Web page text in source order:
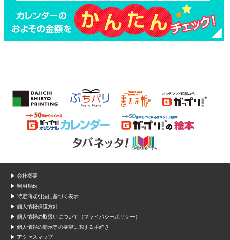
▶ 会社概要
▶ 利用規約
▶ 特定商取引法に基づく表示
▶ 個人情報保護方針
▶ 個人情報の取扱いについて（プライバシーポリシー）
▶ 個人情報の開示等の要望に関する手続き
▶ アクセスマップ